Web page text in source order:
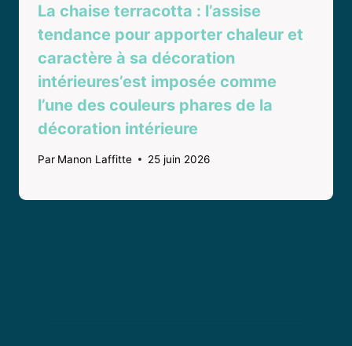
La chaise terracotta : l’assise
tendance pour apporter chaleur et
caractère à sa décoration
intérieures’est imposée comme
l’une des couleurs phares de la
décoration intérieure
Par Manon Laffitte 25 juin 2026